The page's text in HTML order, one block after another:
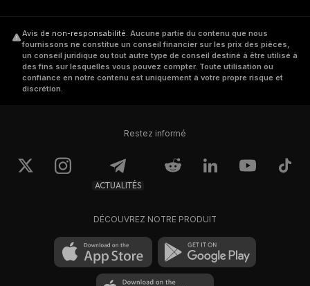
Avis de non-responsabilité. Aucune partie du contenu que nous
fournissons ne constitue un conseil financier sur les prix des pièces,
un conseil juridique ou tout autre type de conseil destiné à être utilisé à
des fins sur lesquelles vous pouvez compter. Toute utilisation ou
confiance en notre contenu est uniquement à votre propre risque et
discrétion.
Restez informé
ACTUALITÉS
DÉCOUVREZ NOTRE PRODUIT